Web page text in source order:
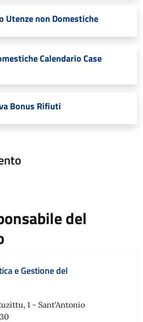
Utenze non Domestiche
Calendario Case
Bonus Rifiuti
del
e Gestione del
1 - Sant'Antonio